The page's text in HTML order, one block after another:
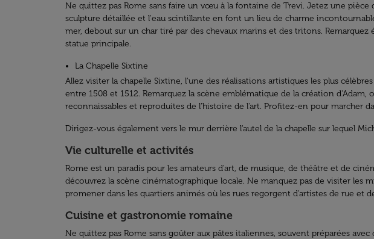
Ne quittez pas Rome sans faire un vœu à la fontaine de Trevi. Jetez une
sculpture détaillée et l'eau scintillante en font un lieu de charme
mer, debout sur un char tiré par des chevaux marins et des tritons.
statue principale.
La Chapelle Sixtine
Allez visiter la chapelle Sixtine, l'une des réalisations artistiques les plus
entre 1508 et 1512. Remarquez la scène emblématique de la création
reconnaissables et reproduites de l'histoire de l'art. Profitez-en pour marcher
Dirigez-vous également vers le mur derrière l'autel de la chapelle sur lequel
Vie culturelle et activités
Rome est un paradis pour les amateurs d'art, de musique, de théâtre et de
découvrez la scène cinématographique locale. Ne manquez pas de visiter les
promener dans les quartiers animés où les rues regorgent d'artistes de rue et
Cuisine et gastronomie romaine
Ne quittez pas Rome sans goûter aux pâtes italiennes, souvent préparées